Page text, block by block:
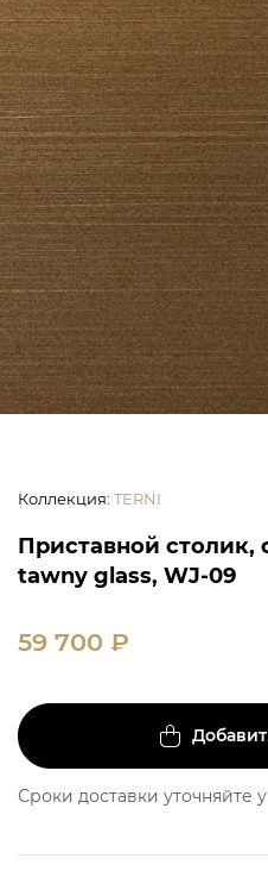
Коллекция: TERNI
Приставной столик,
tawny glass, WJ-09
59 700 ₽
Сроки доставки уточняйте